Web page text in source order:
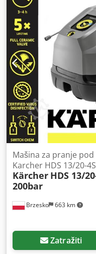
Brzesko 663 km
Mašina za pranje
Karcher HDS 13/20-4S
Kärcher HDS 13/
200bar
Zatražiti